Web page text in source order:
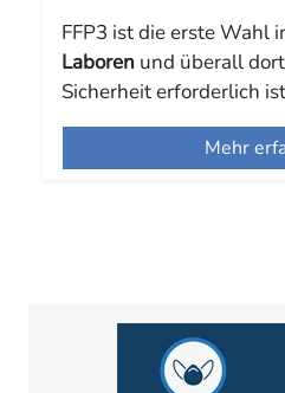
FFP3 ist die erste Wahl
Laboren und überall
Sicherheit erforderlich
Mehr